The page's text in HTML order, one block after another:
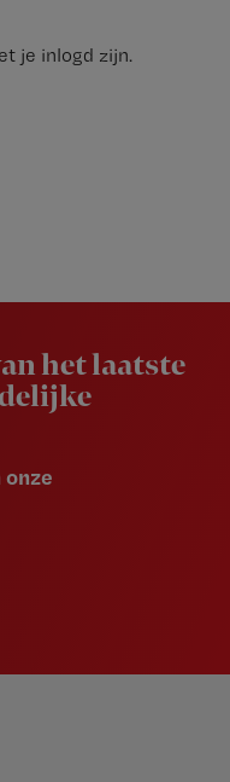
je inlogd zijn.
het laatste